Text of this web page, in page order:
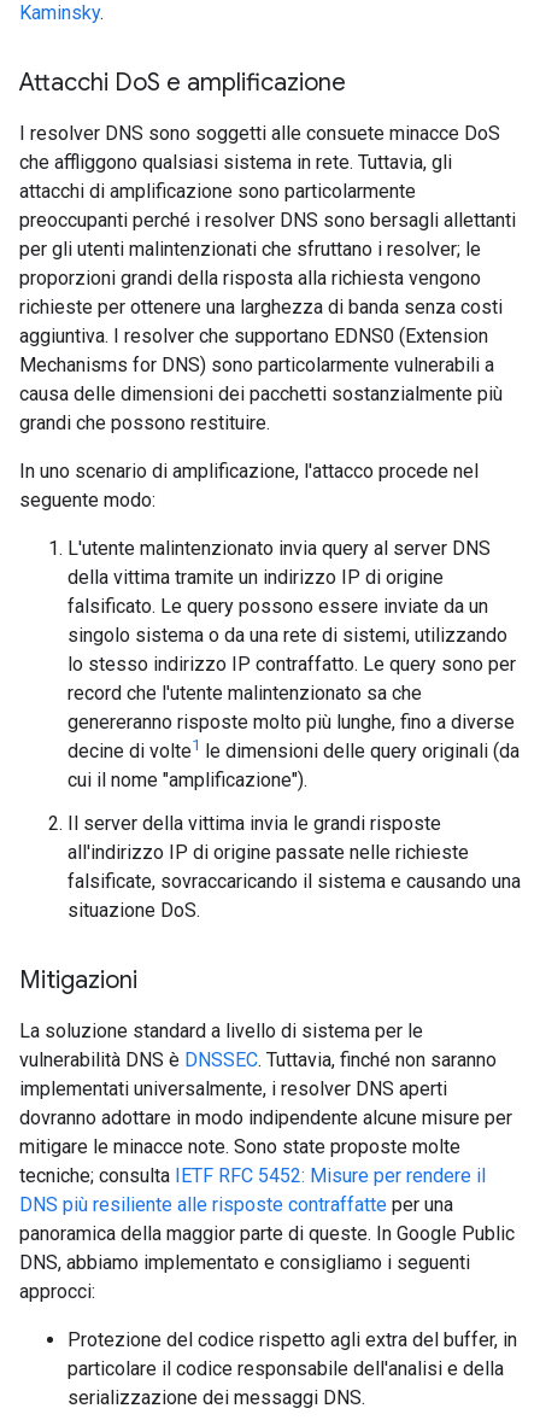
Kaminsky.
Attacchi DoS e amplificazione
I resolver DNS sono soggetti alle consuete minacce DoS
che affliggono qualsiasi sistema in rete. Tuttavia, gli
attacchi di amplificazione sono particolarmente
preoccupanti perché i resolver DNS sono bersagli allettanti
per gli utenti malintenzionati che sfruttano i resolver; le
proporzioni grandi della risposta alla richiesta vengono
richieste per ottenere una larghezza di banda senza costi
aggiuntiva. I resolver che supportano EDNS0 (Extension
Mechanisms for DNS) sono particolarmente vulnerabili a
causa delle dimensioni dei pacchetti sostanzialmente più
grandi che possono restituire.
In uno scenario di amplificazione, l'attacco procede nel
seguente modo:
L'utente malintenzionato invia query al server DNS
della vittima tramite un indirizzo IP di origine
falsificato. Le query possono essere inviate da un
singolo sistema o da una rete di sistemi, utilizzando
lo stesso indirizzo IP contraffatto. Le query sono per
record che l'utente malintenzionato sa che
genereranno risposte molto più lunghe, fino a diverse
decine di volte1
le dimensioni delle query originali (da
cui il nome "amplificazione").
Il server della vittima invia le grandi risposte
all'indirizzo IP di origine passate nelle richieste
falsificate, sovraccaricando il sistema e causando una
situazione DoS.
Mitigazioni
La soluzione standard a livello di sistema per le
vulnerabilità DNS è DNSSEC. Tuttavia, finché non saranno
implementati universalmente, i resolver DNS aperti
dovranno adottare in modo indipendente alcune misure per
mitigare le minacce note. Sono state proposte molte
tecniche; consulta
IETF RFC 5452: Misure per rendere il
DNS più resiliente alle risposte contraffatte per una
panoramica della maggior parte di queste. In Google Public
DNS, abbiamo implementato e consigliamo i seguenti
approcci:
Protezione del codice rispetto agli extra del buffer, in
particolare il codice responsabile dell'analisi e della
serializzazione dei messaggi DNS.